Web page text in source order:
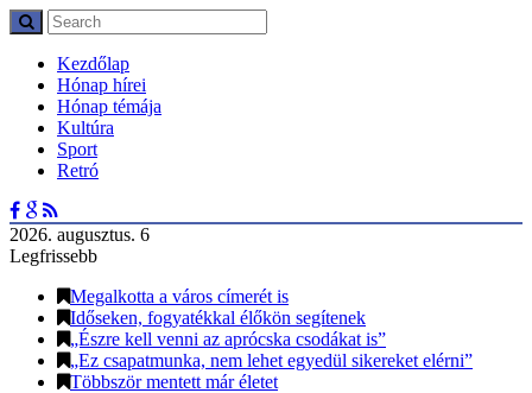
Kezdőlap
Hónap hírei
Hónap témája
Kultúra
Sport
Retró
2026. augusztus. 6
Legfrissebb
Megalkotta a város címerét is
Időseken, fogyatékkal élőkön segítenek
„Észre kell venni az aprócska csodákat is”
„Ez csapatmunka, nem lehet egyedül sikereket elérni”
Többször mentett már életet